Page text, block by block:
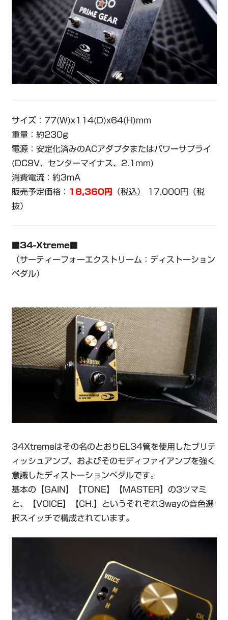
サイズ：77(W)x114(D)x64(H)mm
重量：約230g
電源：安定化済みのACアダプタまたはパワーサプライ
(DC9V、センターマイナス、2.1mm)
消費電流：約3mA
販売予定価格：
18,360円
（税込） 17,000円（税
抜）
■34-Xtreme■
（サーティーフォーエクストリーム：ディストーション
ペダル）
34Xtremeはその名のとおりEL34管を使用したブリテ
ィッシュアンプ、およびそのモディファイアンプを強く
意識したディストーションペダルです。
基本の【GAIN】【TONE】【MASTER】の3ツマミ
と、【VOICE】【CH.】というそれぞれ3wayの音色選
択スイッチで構成されています。